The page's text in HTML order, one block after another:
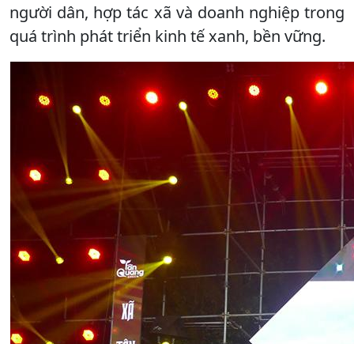
người dân, hợp tác xã và doanh nghiệp trong
quá trình phát triển kinh tế xanh, bền vững.